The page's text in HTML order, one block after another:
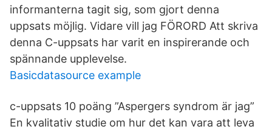
informanterna tagit sig, som gjort denna
uppsats möjlig. Vidare vill jag FÖRORD Att skriva
denna C-uppsats har varit en inspirerande och
spännande upplevelse.
Basicdatasource example
c-uppsats 10 poäng ”Aspergers syndrom är jag”
En kvalitativ studie om hur det kan vara att leva